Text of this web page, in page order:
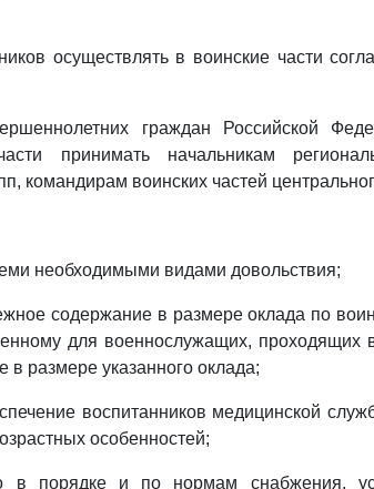
осуществлять в воинские части
граждан Российской
принимать начальникам
командирам воинских частей
необходимыми видами довольствия;
содержание в размере оклада по
для военнослужащих, проходящих
размере указанного оклада;
воспитанников медицинской
особенностей;
в порядке и по нормам снабжения,